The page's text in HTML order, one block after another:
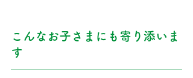
こんなお子さまにも寄り添いま
す